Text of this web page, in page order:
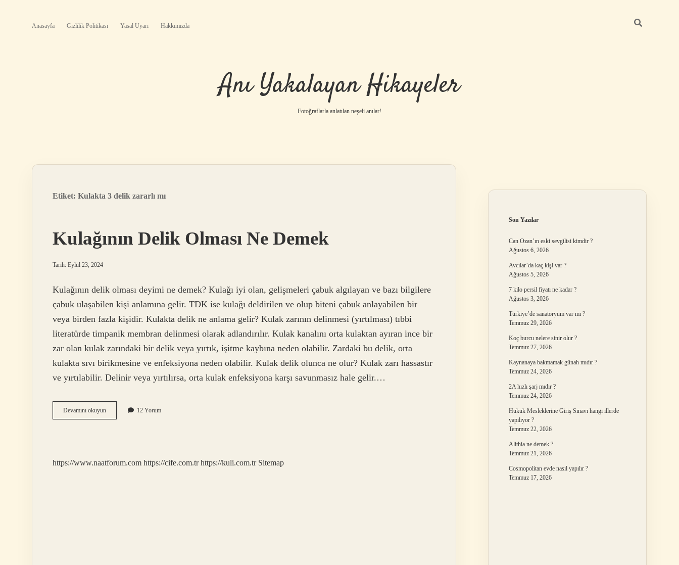
Anasayfa Gizlilik Politikası Yasal Uyarı Hakkımızda
Anı Yakalayan Hikayeler
Fotoğraflarla anlatılan neşeli anılar!
Etiket: Kulakta 3 delik zararlı mı
Kulağının Delik Olması Ne Demek
Tarih: Eylül 23, 2024
Kulağının delik olması deyimi ne demek? Kulağı iyi olan, gelişmeleri çabuk algılayan ve bazı bilgilere
çabuk ulaşabilen kişi anlamına gelir. TDK ise kulağı deldirilen ve olup biteni çabuk anlayabilen bir
veya birden fazla kişidir. Kulakta delik ne anlama gelir? Kulak zarının delinmesi (yırtılması) tıbbi
literatürde timpanik membran delinmesi olarak adlandırılır. Kulak kanalını orta kulaktan ayıran ince bir
zar olan kulak zarındaki bir delik veya yırtık, işitme kaybına neden olabilir. Zardaki bu delik, orta
kulakta sıvı birikmesine ve enfeksiyona neden olabilir. Kulak delik olunca ne olur? Kulak zarı hassastır
ve yırtılabilir. Delinir veya yırtılırsa, orta kulak enfeksiyona karşı savunmasız hale gelir.…
Devamını okuyunKulağının
Delik
12 Yorum
https://www.naatforum.com https://cife.com.tr https://kuli.com.tr Sitemap
Son Yazılar
Can Ozan’ın eski sevgilisi kimdir ?
Ağustos 6, 2026
Avcılar’da kaç kişi var ?
Ağustos 5, 2026
7 kilo persil fiyatı ne kadar ?
Ağustos 3, 2026
Türkiye’de sanatoryum var mı ?
Temmuz 29, 2026
Koç burcu nelere sinir olur ?
Temmuz 27, 2026
Kaynanaya bakmamak günah mıdır ?
Temmuz 24, 2026
2A hızlı şarj mıdır ?
Temmuz 24, 2026
Hukuk Mesleklerine Giriş Sınavı hangi illerde
yapılıyor ?
Temmuz 22, 2026
Alithia ne demek ?
Temmuz 21, 2026
Cosmopolitan evde nasıl yapılır ?
Temmuz 17, 2026